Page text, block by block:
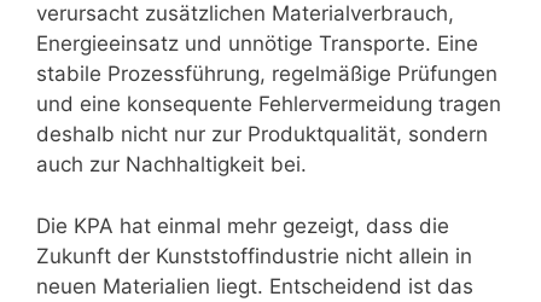
verursacht zusätzlichen Materialverbrauch,
Energieeinsatz und unnötige Transporte. Eine
stabile Prozessführung, regelmäßige Prüfungen
und eine konsequente Fehlervermeidung tragen
deshalb nicht nur zur Produktqualität, sondern
auch zur Nachhaltigkeit bei.
Die KPA hat einmal mehr gezeigt, dass die
Zukunft der Kunststoffindustrie nicht allein in
neuen Materialien liegt. Entscheidend ist das